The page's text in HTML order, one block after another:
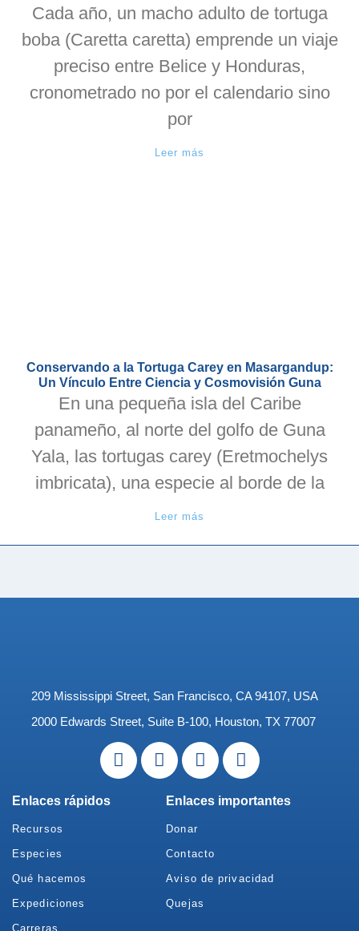
Cada año, un macho adulto de tortuga
boba (Caretta caretta) emprende un viaje
preciso entre Belice y Honduras,
cronometrado no por el calendario sino
por
Leer más
Conservando a la Tortuga Carey en Masargandup:
Un Vínculo Entre Ciencia y Cosmovisión Guna
En una pequeña isla del Caribe
panameño, al norte del golfo de Guna
Yala, las tortugas carey (Eretmochelys
imbricata), una especie al borde de la
Leer más
209 Mississippi Street, San Francisco, CA 94107, USA
2000 Edwards Street, Suite B-100, Houston, TX 77007
Enlaces rápidos
Recursos
Especies
Qué hacemos
Expediciones
Carreras
Enlaces importantes
Donar
Contacto
Aviso de privacidad
Quejas